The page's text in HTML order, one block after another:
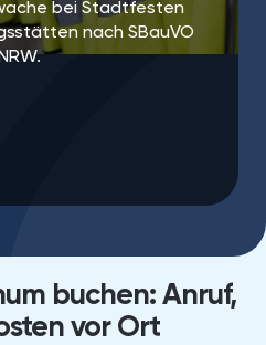
bei Stadtfesten
nach SBauVO
buchen: Anruf,
vor Ort